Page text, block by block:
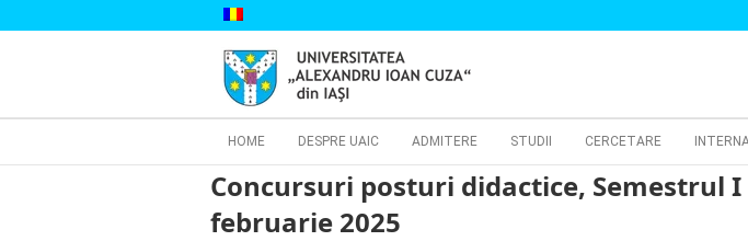
to
Cautare...
HOME DESPRE UAIC ADMITERE STUDII CERCETARE
Concursuri posturi didactice, Semestrul I
februarie 2025